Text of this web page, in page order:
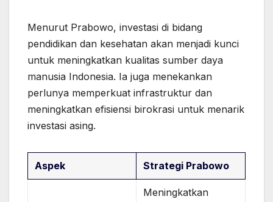
Menurut Prabowo, investasi di bidang
pendidikan dan kesehatan akan menjadi kunci
untuk meningkatkan kualitas sumber daya
manusia Indonesia. Ia juga menekankan
perlunya memperkuat infrastruktur dan
meningkatkan efisiensi birokrasi untuk menarik
investasi asing.
Aspek Strategi Prabowo
Meningkatkan